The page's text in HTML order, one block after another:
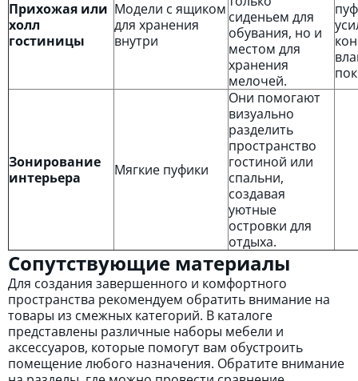
Прихожая или
холл
гостиницы
Модели с ящиком
для хранения
внутри
сиденьем для
обувания, но и
местом для
хранения
мелочей.
Зонирование
интерьера
Мягкие пуфики
Они помогают
визуально
разделить
пространство
гостиной или
спальни,
создавая
уютные
островки для
отдыха.
Сопутствующие материалы
Для создания завершенного и комфортного
пространства рекомендуем обратить внимание на
товары из смежных категорий. В каталоге
представлены различные наборы мебели и
аксессуаров, которые помогут вам обустроить
помещение любого назначения. Обратите внимание